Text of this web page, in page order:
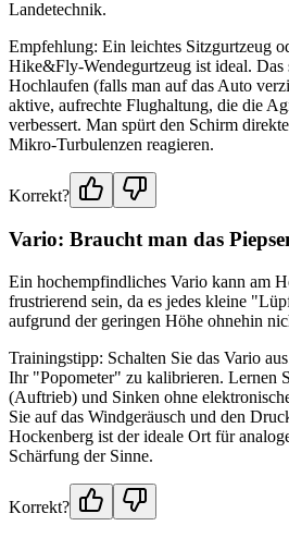
Landetechnik.
Empfehlung: Ein leichtes Sitzgurtzeug
Hike&Fly-Wendegurtzeug ist ideal. Das
Hochlaufen (falls man auf das Auto
aktive, aufrechte Flughaltung, die die
verbessert. Man spürt den Schirm
Mikro-Turbulenzen reagieren.
Korrekt?
Vario: Braucht man das
Ein hochempfindliches Vario kann am
frustrierend sein, da es jedes kleine
aufgrund der geringen Höhe ohnehin
Trainingstipp: Schalten Sie das Vario
Ihr "Popometer" zu kalibrieren. Lernen
(Auftrieb) und Sinken ohne
Sie auf das Windgeräusch und den
Hockenberg ist der ideale Ort für
Schärfung der Sinne.
Korrekt?